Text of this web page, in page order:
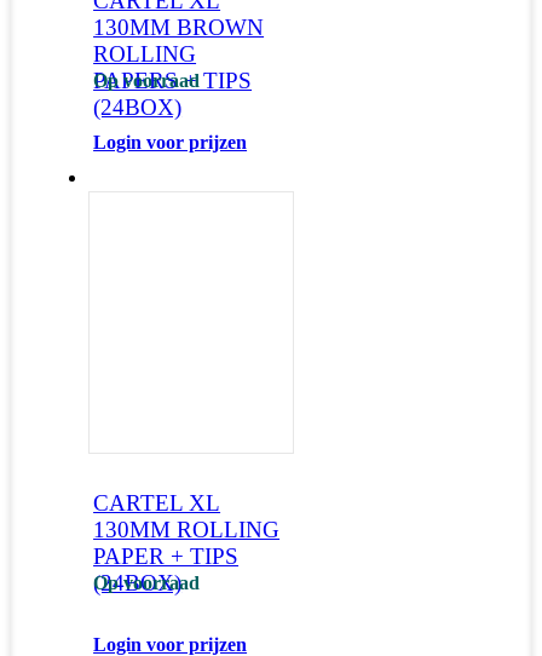
130MM BROWN
ROLLING
PAPERS + TIPS
(24BOX)
Op voorraad
Login voor prijzen
CARTEL XL
130MM ROLLING
PAPER + TIPS
(24BOX)
Op voorraad
Login voor prijzen